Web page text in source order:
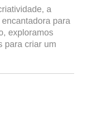
a
para
exploramos
para criar um